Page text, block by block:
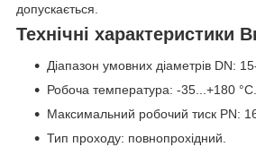
допускається.
Технічні характеристики
Діапазон умовних діаметрів DN:
Робоча температура: -35...+180 °C.
Максимальний робочий тиск PN:
Тип проходу: повнопрохідний.